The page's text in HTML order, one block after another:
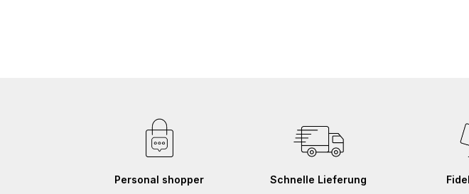
Personal shopper Schnelle Lieferung